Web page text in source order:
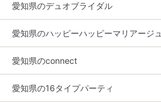
愛知県のデュオブライダル
愛知県のハッピーハッピーマリアージュ
愛知県のconnect
愛知県の16タイプパーティ